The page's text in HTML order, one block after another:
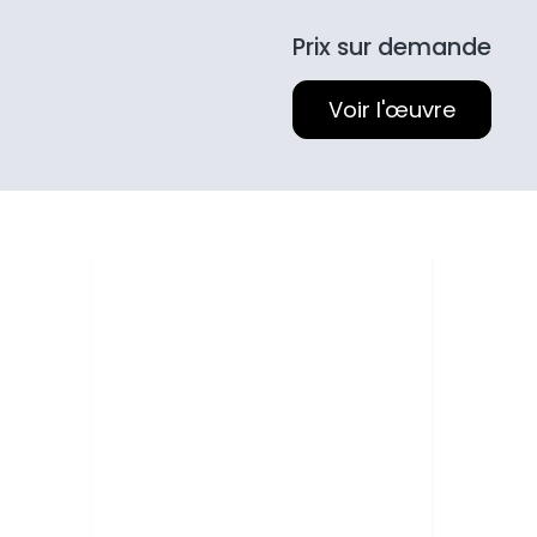
Prix sur demande
Voir l'œuvre